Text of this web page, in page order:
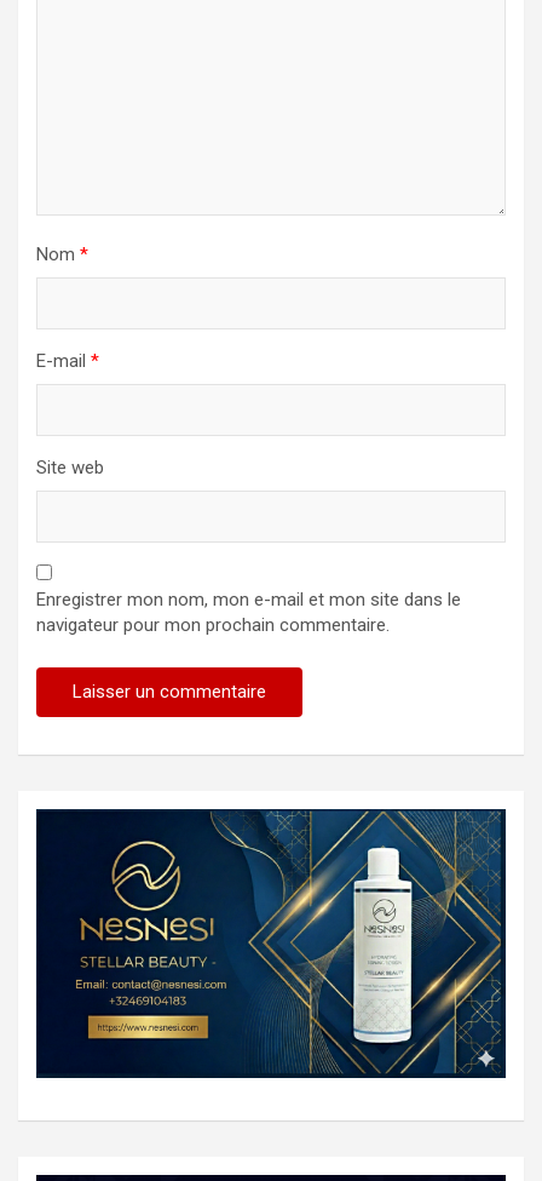
Nom *
E-mail *
Site web
Enregistrer mon nom, mon e-mail et mon site dans le
navigateur pour mon prochain commentaire.